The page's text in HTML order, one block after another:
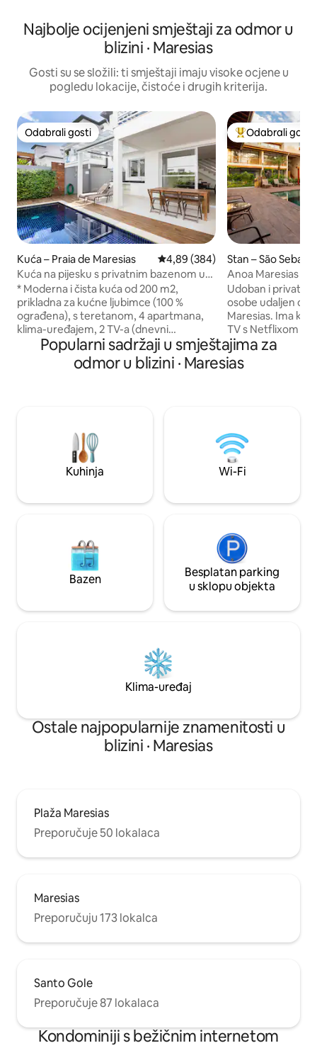
Najbolje ocijenjeni smještaji za odmor u
blizini · Maresias
Gosti su se složili: ti smještaji imaju visoke ocjene u
pogledu lokacije, čistoće i drugih kriterija.
Odabrali gosti
Odabrali gosti
Kuća – Praia de Maresias Prosječna ocjena: 4,89/5,
4,89 (384)
Kuća na pijesku s privatnim bazenom u
Maresiasu
* Moderna i čista kuća od 200 m2,
prikladna za kućne ljubimce (100 %
ograđena), s teretanom, 4 apartmana,
klima-uređajem, 2 TV-a (dnevni
boravak/apartman) u najboljem dijelu
Maresia, s tržnicom, ljekarnom,
pekarnicom i restoranima. * Privatni
vodu, fritezu, Wi-Fi, aparat za kavu, 110V,
perilicu rublja, kuhinjski pribor/roštilj,
suncobran, ležaljke za plažu i 2 parkirna
Među najviše
Odabrali gosti
Stan – São
Anoa Maresias
m od plaže
Udoban i privatni
osobe udaljen
Maresias. Ima
TV s Netflixom i
aplikacije, balkon
privatnu kuhinju
mikrovalnom
nisu dozvoljene)
dostupno u stanu. Govorimo
španjolski.
Popularni sadržaji u smještajima za
odmor u blizini · Maresias
Kuhinja Wi-Fi
Bazen
Besplatan parking
u sklopu objekta
Klima-uređaj
Ostale najpopularnije znamenitosti u
blizini · Maresias
Plaža Maresias
Preporučuje 50 lokalaca
Maresias
Preporučuju 173 lokalca
Santo Gole
Preporučuje 87 lokalaca
Kondominiji s bežičnim internetom